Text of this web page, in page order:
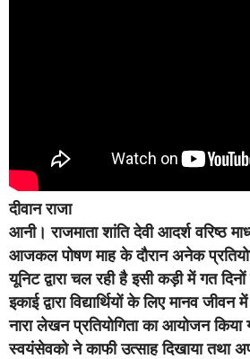
दीवान राजा
आनी। राजमाता शांति देवी आदर्श वरिष्ठ
आजकल पोषण माह के दौरान अनेक
यूनिट द्वारा चल रही है इसी कड़ी में गत
इकाई द्वारा विद्यार्थियों के लिए मानव
नारा लेखन प्रतियोगिता का आयोजन
स्वयंसेवको ने काफी उत्साह दिखाया तथा